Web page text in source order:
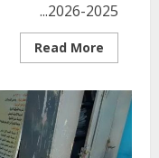
2025-2026...
Read More
more
اللجنه
العليا
لفصل